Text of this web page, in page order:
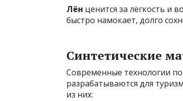
Лён ценится за лёгкость и
быстро намокает, долго
Синтетические
Современные технологии
разрабатываются для
из них: